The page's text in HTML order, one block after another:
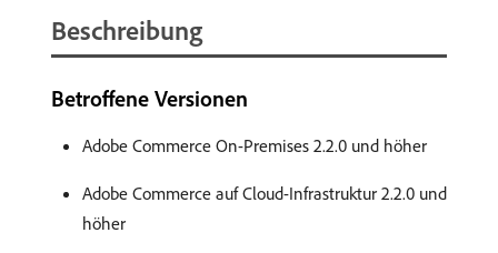
Beschreibung
Betroffene Versionen
Adobe Commerce On-Premises 2.2.0 und höher
Adobe Commerce auf Cloud-Infrastruktur 2.2.0 und
höher